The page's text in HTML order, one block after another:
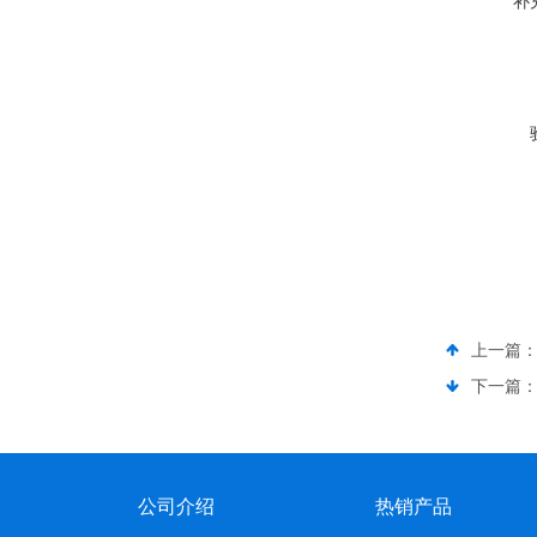
上一篇：
下一篇：
公司介绍 热销产品